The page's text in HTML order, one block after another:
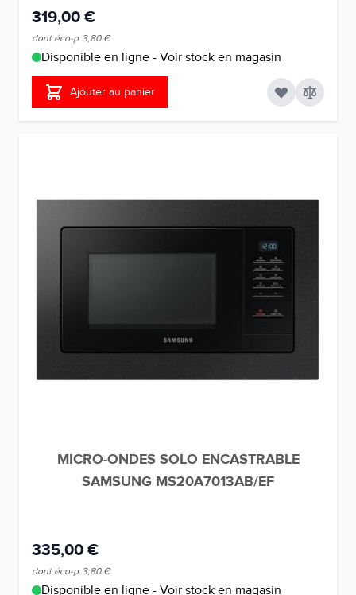
319,00 €
dont éco-p 3,80 €
Disponible en ligne - Voir stock en magasin
Ajouter au panier
MICRO-ONDES SOLO ENCASTRABLE
SAMSUNG MS20A7013AB/EF
335,00 €
dont éco-p 3,80 €
Disponible en ligne - Voir stock en magasin